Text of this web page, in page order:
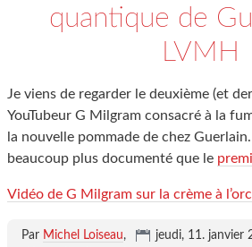
quantique de
LVMH
Je viens de regarder le deuxième (et
YouTubeur G Milgram consacré à la
la nouvelle pommade de chez Guerlain.
beaucoup plus documenté que le
Vidéo de G Milgram sur la crème à
Par Michel Loiseau, jeudi, 11. janvier